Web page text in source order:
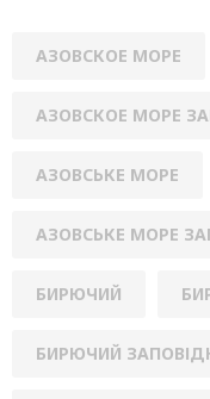
АЗОВСКОЕ МОРЕ
АЗОВСКОЕ МОРЕ
АЗОВСЬКЕ МОРЕ
АЗОВСЬКЕ МОРЕ
БИРЮЧИЙ
БИРЮЧИЙ